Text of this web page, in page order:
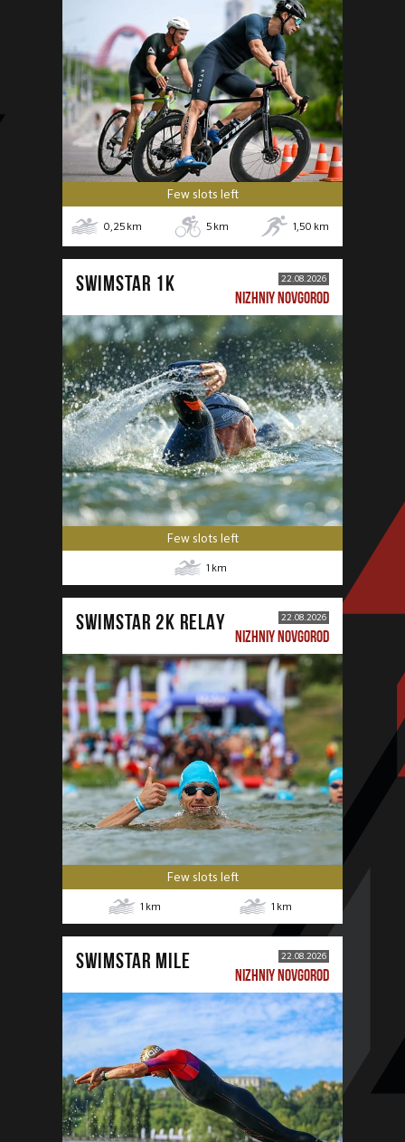
Few slots left
0,25 km 5 km 1,50 km
SWIMSTAR 1K 22.08.2026
NIZHNIY NOVGOROD
Few slots left
1 km
SWIMSTAR 2K RELAY 22.08.2026
NIZHNIY NOVGOROD
Few slots left
1 km 1 km
SWIMSTAR MILE 22.08.2026
NIZHNIY NOVGOROD